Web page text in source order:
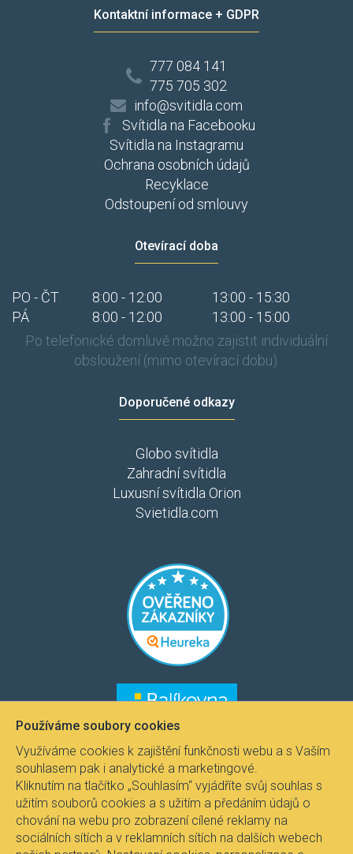
Kontaktní informace + GDPR
777 084 141
775 705 302
info@svitidla.com
Svítidla na Facebooku
Svítidla na Instagramu
Ochrana osobních údajů
Recyklace
Odstoupení od smlouvy
Otevírací doba
PO - ČT 8:00 - 12:00
13:00 - 15:30
PÁ
8:00 - 12:00
13:00 - 15:00
Po telefonické domluvě možno zajistit individuální
obsloužení (mimo otevírací dobu).
Doporučené odkazy
Globo svítidla
Zahradní svítidla
Luxusní svítidla Orion
Svietidla.com
Používáme soubory cookies
Využíváme cookies k zajištění funkčnosti webu a s Vaším
souhlasem pak i analytické a marketingové.
Kliknutím na tlačítko „Souhlasím“ vyjádříte svůj souhlas s
užitím souborů cookies a s užitím a předáním údajů o
chování na webu pro zobrazení cílené reklamy na
sociálních sítích a v reklamních sítích na dalších webech